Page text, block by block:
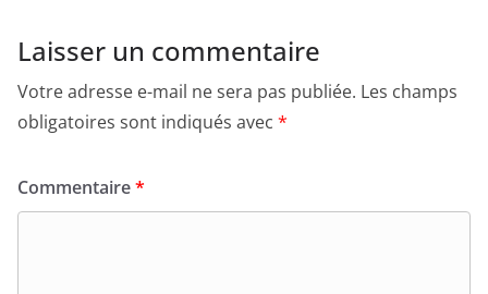
Laisser un commentaire
Votre adresse e-mail ne sera pas publiée. Les champs
obligatoires sont indiqués avec *
Commentaire*